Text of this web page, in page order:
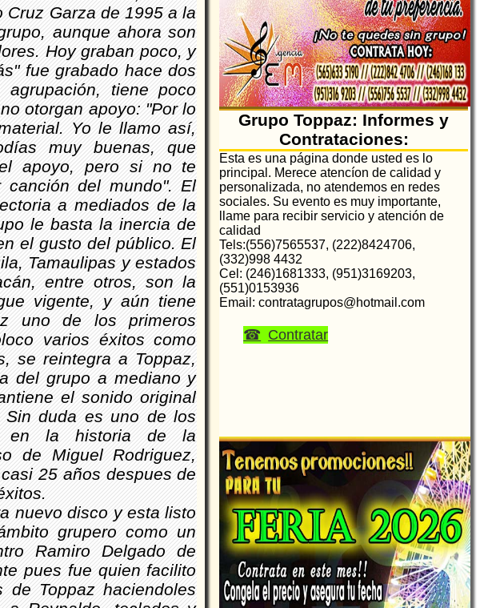
Garza de 1995 a la
aunque ahora son
Hoy graban poco, y
fue grabado hace dos
tiene poco
otorgan apoyo: "Por lo
Yo le llamo así,
muy buenas, que
apoyo, pero si no te
del mundo". El
a mediados de la
le basta la inercia de
el gusto del público. El
Tamaulipas y estados
entre otros, son la
vigente, y aún tiene
uno de los primeros
varios éxitos como
se reintegra a Toppaz,
del grupo a mediano y
el sonido original
Sin duda es uno de los
en la historia de la
de Miguel Rodriguez,
25 años despues de
nuevo disco y esta listo
grupero como un
Ramiro Delgado de
pues fue quien facilito
Toppaz haciendoles
Grupo Toppaz: Informes y
Contrataciones:
Esta es una página donde usted es lo
principal. Merece atencíon de calidad y
personalizada, no atendemos en redes
sociales. Su evento es muy importante,
llame para recibir servicio y atención de
calidad
Tels:(556)7565537, (222)8424706,
(332)998 4432
Cel: (246)1681333, (951)3169203,
(551)0153936
Email: contratagrupos@hotmail.com
Contratar